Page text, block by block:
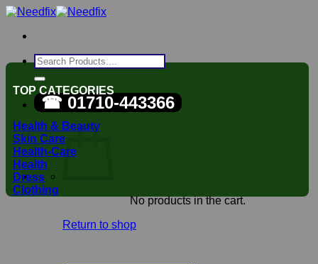
Skip
content
Search
for:
☎ 01710-443366
No products in the cart.
Return to shop
TOP CATEGORIES
Health & Beauty
Skin Care
Health-Care
Health
Dress
Clothing